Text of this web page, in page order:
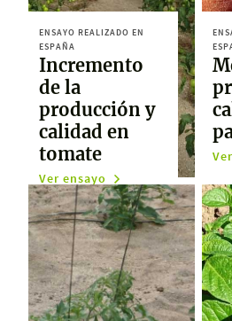
ENSAYO REALIZADO EN
ESPAÑA
Incremento
de la
producción y
calidad en
tomate
Ver ensayo